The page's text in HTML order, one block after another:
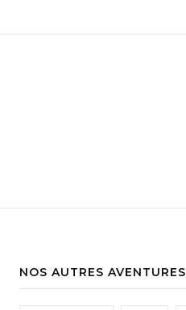
NOS AUTRES AVENTURES